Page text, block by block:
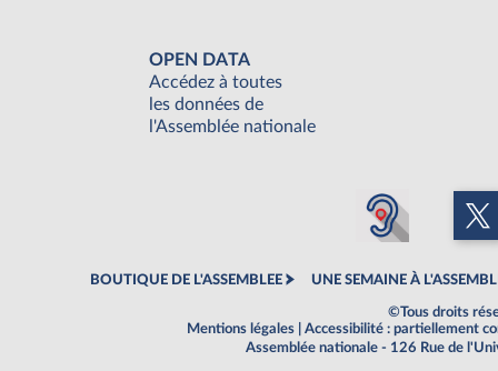
OPEN DATA
Accédez à toutes
les données de
l'Assemblée nationale
BOUTIQUE DE L'ASSEMBLEE UNE SEMAINE À
©Tous droits
Mentions légales
Accessibilité : partiellement
Assemblée nationale - 126 Rue de